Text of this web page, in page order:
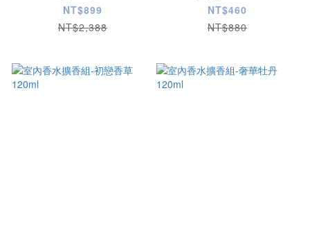
NT$899
NT$2,388
NT$460
NT$880